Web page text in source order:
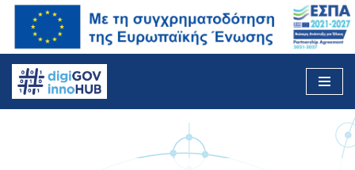
to
content